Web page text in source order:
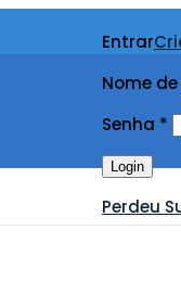
Entrar
Nome
Senha *
Login
Perdeu